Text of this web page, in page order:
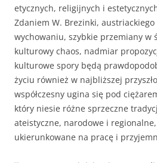
etycznych, religijnych i
Zdaniem W. Brezinki,
wychowaniu, szybkie przemiany w
kulturowy chaos, nadmiar
kulturowe spory będą
życiu również w najbliższej
współczesny ugina się pod
który niesie różne sprzeczne
ateistyczne, narodowe i
ukierunkowane na pracę i